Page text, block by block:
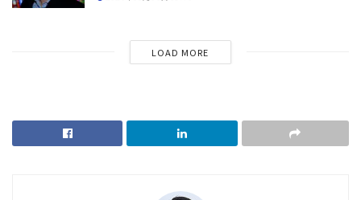
LOAD MORE